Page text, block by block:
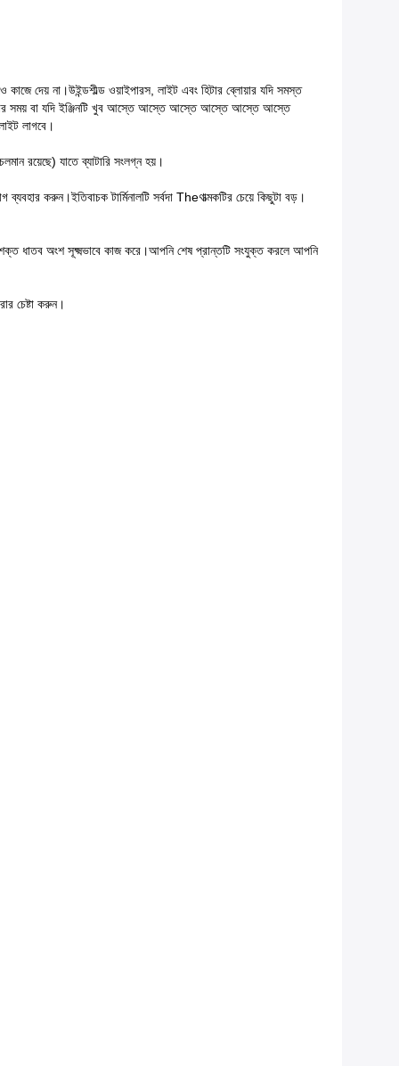
কাজে দেয় না।উইন্ডশীল্ড ওয়াইপারস, লাইট এবং হিটার ব্লোয়ার যদি সমস্ত
করার সময় বা যদি ইঞ্জিনটি খুব আস্তে আস্তে আস্তে আস্তে আস্তে আস্তে
লাগবে।
রয়েছে) যাতে ব্যাটারি সংলগ্ন হয়।
করুন।ইতিবাচক টার্মিনালটি সর্বদা Theণাত্মকটির চেয়ে কিছুটা বড়।
ধাতব অংশ সূক্ষ্মভাবে কাজ করে।আপনি শেষ প্রান্তটি সংযুক্ত করলে আপনি
চেষ্টা করুন।